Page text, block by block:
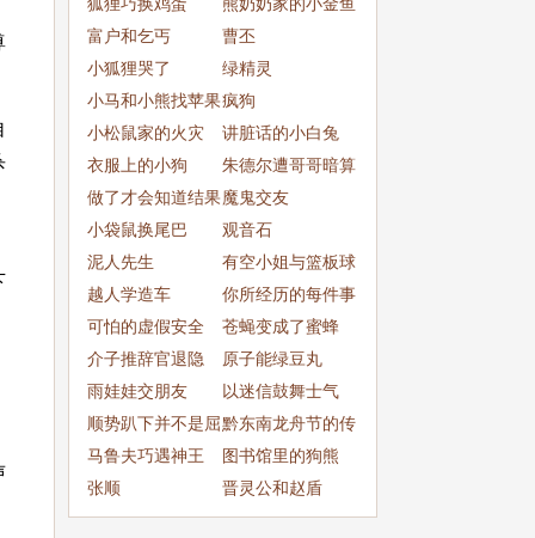
富户和乞丐
曹丕
小狐狸哭了
绿精灵
小马和小熊找苹果疯狗
小松鼠家的火灾
讲脏话的小白兔
衣服上的小狗
朱德尔遭哥哥暗算
做了才会知道结果魔鬼交友
小袋鼠换尾巴
观音石
泥人先生
有空小姐与篮板球
小姐
越人学造车
你所经历的每件事
都是好的
可怕的虚假安全
苍蝇变成了蜜蜂
介子推辞官退隐
原子能绿豆丸
雨娃娃交朋友
以迷信鼓舞士气
顺势趴下并不是屈
服的智慧
黔东南龙舟节的传
说
马鲁夫巧遇神王
图书馆里的狗熊
张顺
晋灵公和赵盾